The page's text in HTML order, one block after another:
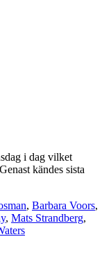
i dag vilket
kändes sista
, Barbara Voors,
, Mats Strandberg,